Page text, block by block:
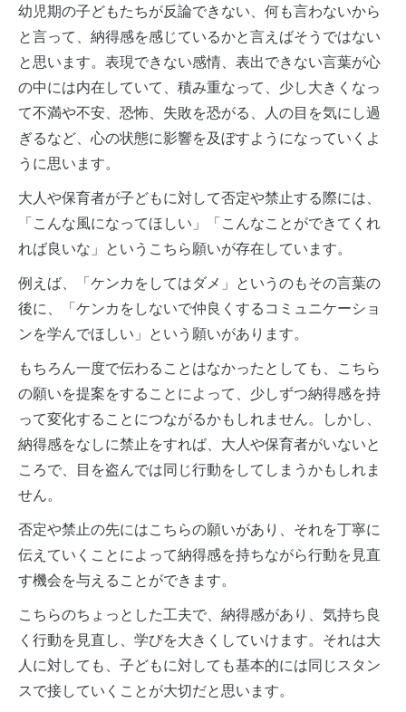
幼児期の子どもたちが反論できない、何も言わないから
と言って、納得感を感じているかと言えばそうではない
と思います。表現できない感情、表出できない言葉が心
の中には内在していて、積み重なって、少し大きくなっ
て不満や不安、恐怖、失敗を恐がる、人の目を気にし過
ぎるなど、心の状態に影響を及ぼすようになっていくよ
うに思います。
大人や保育者が子どもに対して否定や禁止する際には、
「こんな風になってほしい」「こんなことができてくれ
れば良いな」というこちら願いが存在しています。
例えば、「ケンカをしてはダメ」というのもその言葉の
後に、「ケンカをしないで仲良くするコミュニケーショ
ンを学んでほしい」という願いがあります。
もちろん一度で伝わることはなかったとしても、こちら
の願いを提案をすることによって、少しずつ納得感を持
って変化することにつながるかもしれません。しかし、
納得感をなしに禁止をすれば、大人や保育者がいないと
ころで、目を盗んでは同じ行動をしてしまうかもしれま
せん。
否定や禁止の先にはこちらの願いがあり、それを丁寧に
伝えていくことによって納得感を持ちながら行動を見直
す機会を与えることができます。
こちらのちょっとした工夫で、納得感があり、気持ち良
く行動を見直し、学びを大きくしていけます。それは大
人に対しても、子どもに対しても基本的には同じスタン
スで接していくことが大切だと思います。